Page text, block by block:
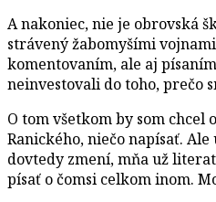
A nakoniec, nie je obrovská
strávený žabomyšími
komentovaním, ale aj
neinvestovali do toho, prečo
O tom všetkom by som chcel
Ranického, niečo napísať. Ale
dovtedy zmení, mňa už
písať o čomsi celkom inom.